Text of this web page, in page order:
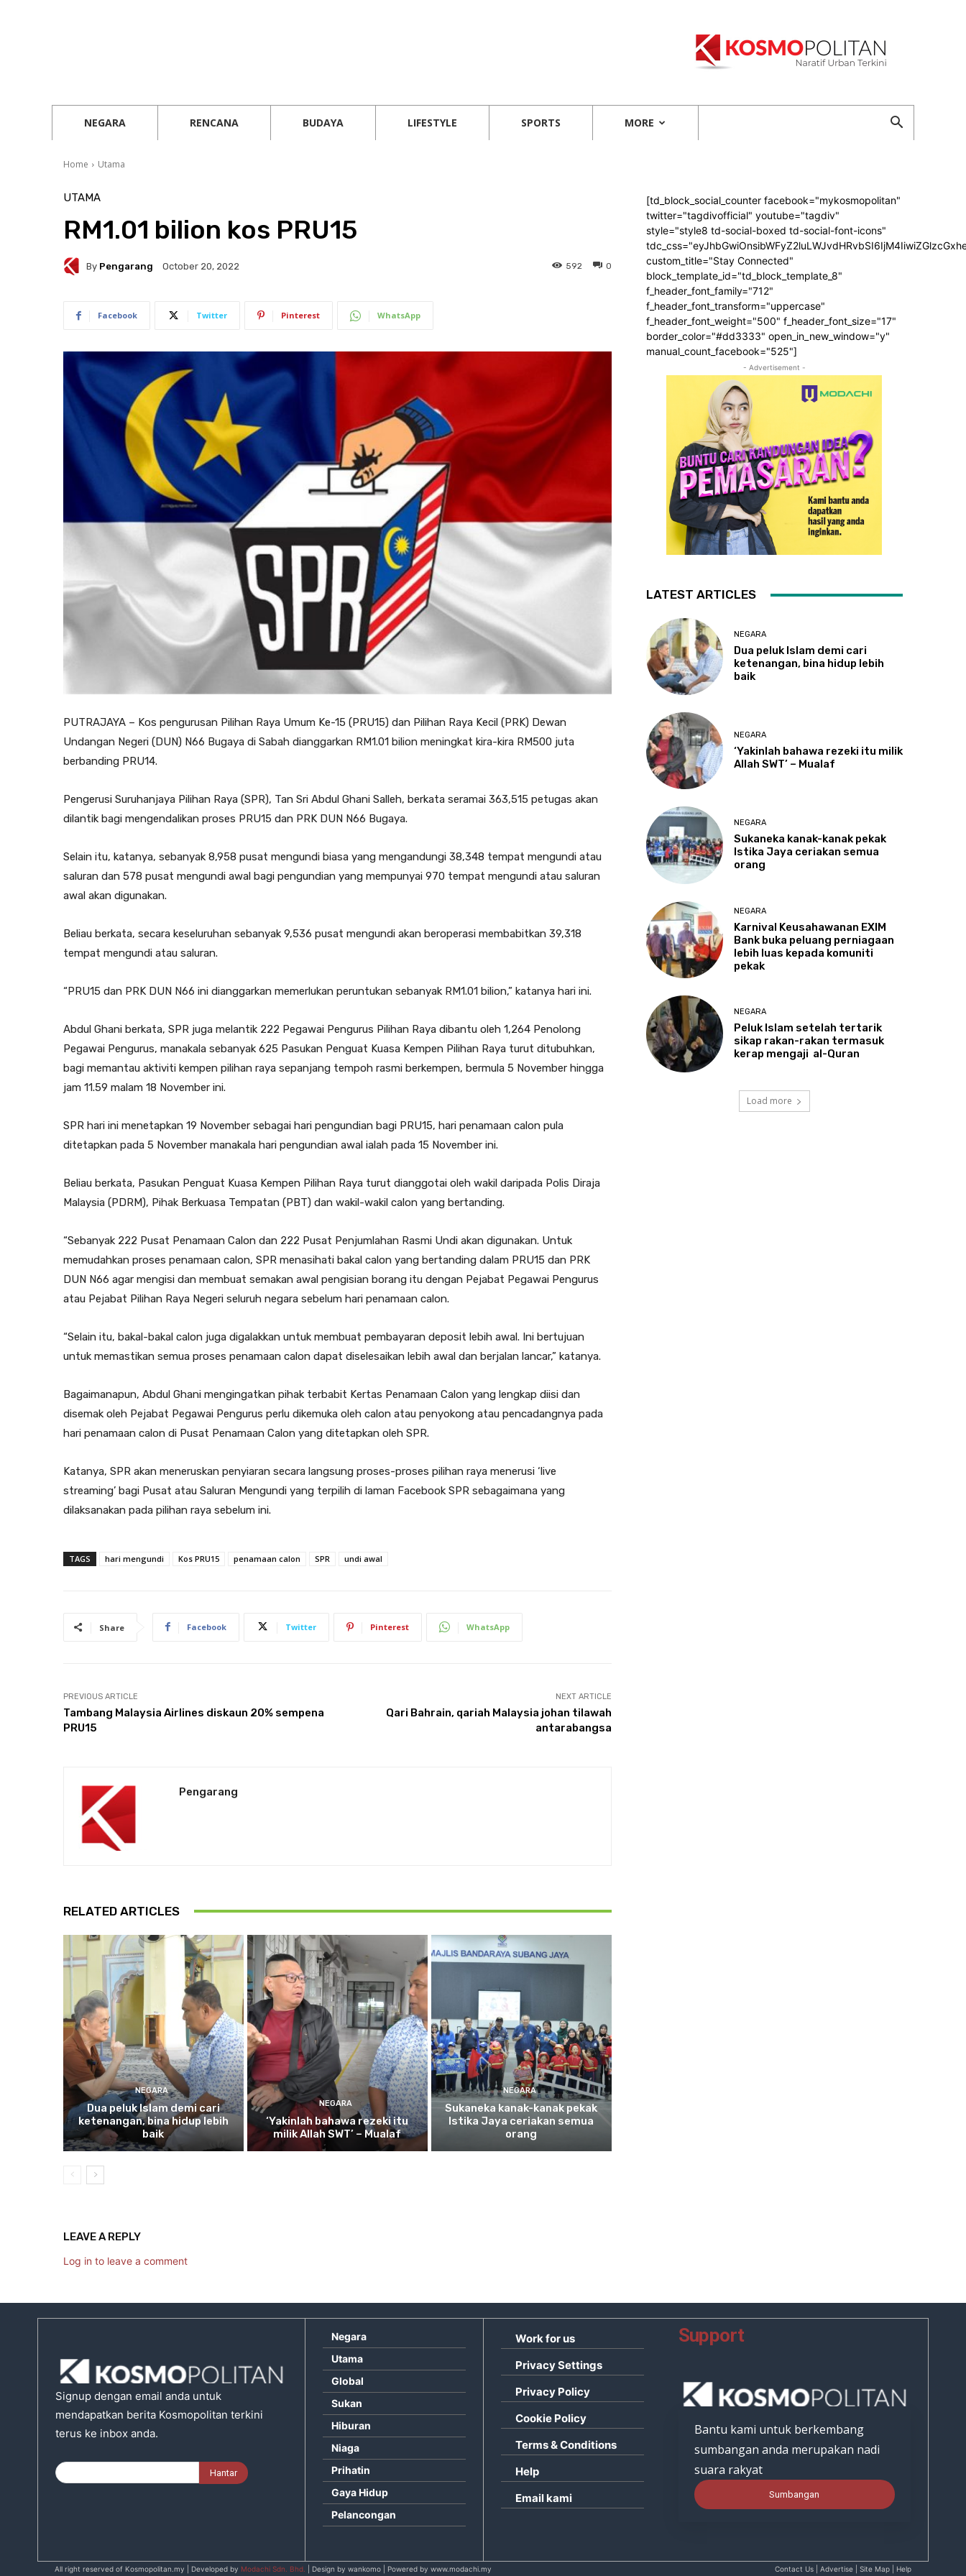
NEGARA RENCANA BUDAYA LIFESTYLE SPORTS MORE
Home Utama
UTAMA
RM1.01 bilion kos PRU15
By Pengarang October 20, 2022 0
592
Facebook Twitter Pinterest WhatsApp
PUTRAJAYA – Kos pengurusan Pilihan Raya Umum Ke-15 (PRU15) dan Pilihan Raya Kecil (PRK) Dewan
Undangan Negeri (DUN) N66 Bugaya di Sabah dianggarkan RM1.01 bilion meningkat kira-kira RM500 juta
berbanding PRU14.
Pengerusi Suruhanjaya Pilihan Raya (SPR), Tan Sri Abdul Ghani Salleh, berkata seramai 363,515 petugas akan
dilantik bagi mengendalikan proses PRU15 dan PRK DUN N66 Bugaya.
Selain itu, katanya, sebanyak 8,958 pusat mengundi biasa yang mengandungi 38,348 tempat mengundi atau
saluran dan 578 pusat mengundi awal bagi pengundian yang mempunyai 970 tempat mengundi atau saluran
awal akan digunakan.
Beliau berkata, secara keseluruhan sebanyak 9,536 pusat mengundi akan beroperasi membabitkan 39,318
tempat mengundi atau saluran.
“PRU15 dan PRK DUN N66 ini dianggarkan memerlukan peruntukan sebanyak RM1.01 bilion,” katanya hari ini.
Abdul Ghani berkata, SPR juga melantik 222 Pegawai Pengurus Pilihan Raya dibantu oleh 1,264 Penolong
Pegawai Pengurus, manakala sebanyak 625 Pasukan Penguat Kuasa Kempen Pilihan Raya turut ditubuhkan,
bagi memantau aktiviti kempen pilihan raya sepanjang tempoh rasmi berkempen, bermula 5 November hingga
jam 11.59 malam 18 November ini.
SPR hari ini menetapkan 19 November sebagai hari pengundian bagi PRU15, hari penamaan calon pula
ditetapkan pada 5 November manakala hari pengundian awal ialah pada 15 November ini.
Beliau berkata, Pasukan Penguat Kuasa Kempen Pilihan Raya turut dianggotai oleh wakil daripada Polis Diraja
Malaysia (PDRM), Pihak Berkuasa Tempatan (PBT) dan wakil-wakil calon yang bertanding.
“Sebanyak 222 Pusat Penamaan Calon dan 222 Pusat Penjumlahan Rasmi Undi akan digunakan. Untuk
memudahkan proses penamaan calon, SPR menasihati bakal calon yang bertanding dalam PRU15 dan PRK
DUN N66 agar mengisi dan membuat semakan awal pengisian borang itu dengan Pejabat Pegawai Pengurus
atau Pejabat Pilihan Raya Negeri seluruh negara sebelum hari penamaan calon.
“Selain itu, bakal-bakal calon juga digalakkan untuk membuat pembayaran deposit lebih awal. Ini bertujuan
untuk memastikan semua proses penamaan calon dapat diselesaikan lebih awal dan berjalan lancar,” katanya.
Bagaimanapun, Abdul Ghani mengingatkan pihak terbabit Kertas Penamaan Calon yang lengkap diisi dan
disemak oleh Pejabat Pegawai Pengurus perlu dikemuka oleh calon atau penyokong atau pencadangnya pada
hari penamaan calon di Pusat Penamaan Calon yang ditetapkan oleh SPR.
Katanya, SPR akan meneruskan penyiaran secara langsung proses-proses pilihan raya menerusi ‘live
streaming’ bagi Pusat atau Saluran Mengundi yang terpilih di laman Facebook SPR sebagaimana yang
dilaksanakan pada pilihan raya sebelum ini.
TAGS hari mengundi Kos PRU15 penamaan calon SPR undi awal
Share Facebook Twitter Pinterest WhatsApp
PREVIOUS ARTICLE
Tambang Malaysia Airlines diskaun 20% sempena
PRU15
NEXT ARTICLE
Qari Bahrain, qariah Malaysia johan tilawah
antarabangsa
Pengarang
RELATED ARTICLES
NEGARA
Duapeluk Islam demi cari
ketenangan, bina hidup lebih
baik
NEGARA
‘Yakinlahbahawa rezeki itu
milik Allah SWT’ – Mualaf
NEGARA
Sukaneka kanak-kanak pekak
Istika Jaya ceriakan semua
orang
LEAVE A REPLY
Log in to leave a comment
[td_block_social_counter facebook="mykosmopolitan"
twitter="tagdivofficial" youtube="tagdiv"
style="style8 td-social-boxed td-social-font-icons"
custom_title="Stay Connected"
block_template_id="td_block_template_8"
f_header_font_family="712"
f_header_font_transform="uppercase"
f_header_font_weight="500" f_header_font_size="17"
border_color="#dd3333" open_in_new_window="y"
manual_count_facebook="525"]
- Advertisement -
LATEST ARTICLES
NEGARA
Dua peluk Islam demi cari
ketenangan, bina hidup lebih
baik
NEGARA
‘Yakinlah bahawa rezeki itu milik
Allah SWT’ – Mualaf
NEGARA
Sukaneka kanak-kanak pekak
Istika Jaya ceriakan semua
orang
NEGARA
Karnival Keusahawanan EXIM
Bank buka peluang perniagaan
lebih luas kepada komuniti
pekak
NEGARA
PelukIslam setelah tertarik
sikap rakan-rakan termasuk
kerap mengaji al-Quran
Load more
Signup dengan email anda untuk
mendapatkan berita Kosmopolitan terkini
terus ke inbox anda.
Negara
Utama
Global
Sukan
Hiburan
Niaga
Prihatin
Gaya Hidup
Pelancongan
Work for us
Privacy Settings
Privacy Policy
Cookie Policy
Terms & Conditions
Help
Email kami
Support
Bantu kami untuk berkembang
sumbangan anda merupakan nadi
suara rakyat
Sumbangan
All right reserved of Kosmopolitan.my | Developed by Modachi Sdn. Bhd. | Design by wankomo | Powered by www.modachi.my Contact Us | Advertise | Site Map | Help